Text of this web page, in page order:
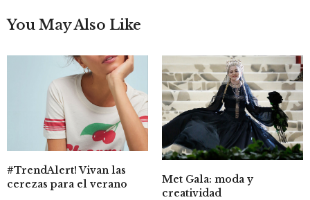
You May Also Like
#TrendAlert! Vivan las
cerezas para el verano
Met Gala: moda y
creatividad